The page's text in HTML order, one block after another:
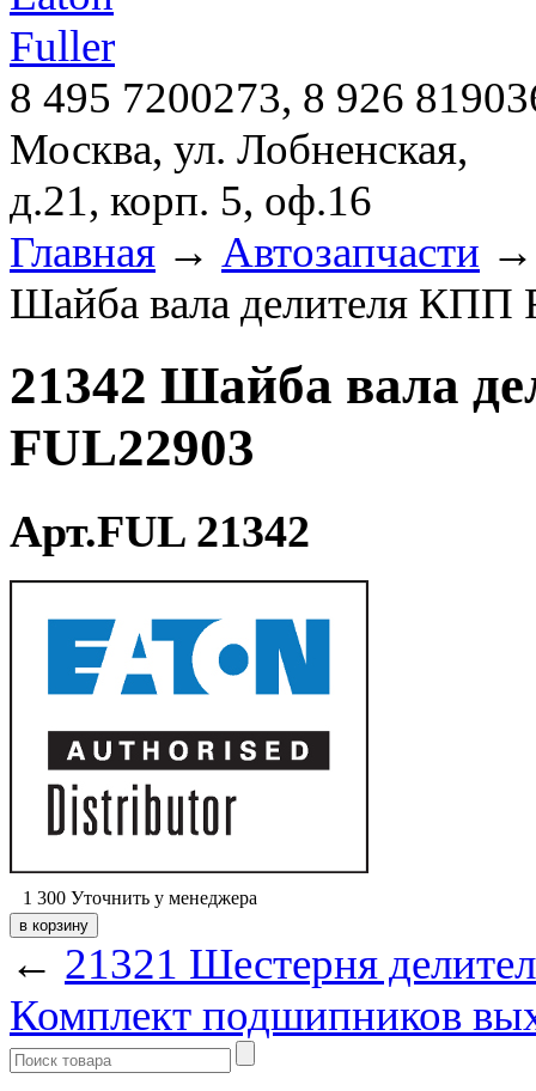
8 495 7200273, 8 926
Москва, ул. Лобненская,
д.21, корп. 5, оф.16
Главная → Автозапчасти
Шайба вала делителя КПП
21342 Шайба вала
FUL22903
Арт.FUL 21342
1 300 Уточнить у менеджера
← 21321 Шестерня
Комплект подшипников